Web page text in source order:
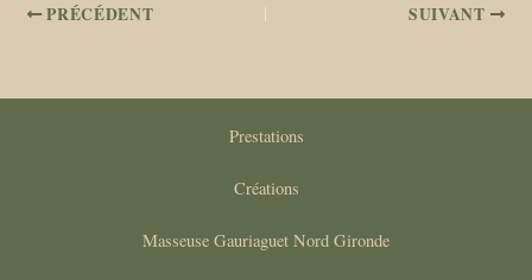
PRÉCÉDENT SUIVANT
Prestations
Créations
Masseuse Gauriaguet Nord Gironde